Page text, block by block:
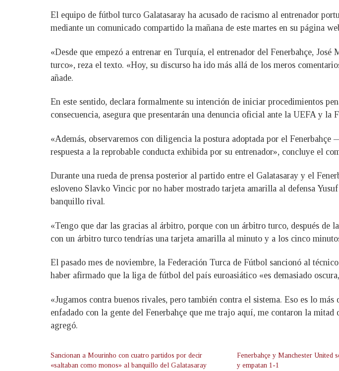
El equipo de fútbol turco Galatasaray ha acusado de racismo al entrenador
mediante un comunicado compartido la mañana de este martes en su página
«Desde que empezó a entrenar en Turquía, el entrenador del Fenerbahçe,
turco», reza el texto. «Hoy, su discurso ha ido más allá de los meros
añade.
En este sentido, declara formalmente su intención de iniciar procedimientos
consecuencia, asegura que presentarán una denuncia oficial ante la UEFA y la
«Además, observaremos con diligencia la postura adoptada por el
respuesta a la reprobable conducta exhibida por su entrenador», concluye el
Durante una rueda de prensa posterior al partido entre el Galatasaray y el
esloveno Slavko Vincic por no haber mostrado tarjeta amarilla al defensa
banquillo rival.
«Tengo que dar las gracias al árbitro, porque con un árbitro turco, después
con un árbitro turco tendrías una tarjeta amarilla al minuto y a los cinco
El pasado mes de noviembre, la Federación Turca de Fútbol sancionó al
haber afirmado que la liga de fútbol del país euroasiático «es demasiado
«Jugamos contra buenos rivales, pero también contra el sistema. Eso es lo
enfadado con la gente del Fenerbahçe que me trajo aquí, me contaron la
agregó.
Sancionan a Mourinho con cuatro partidos por decir
«saltaban como monos» al banquillo del Galatasaray
Fenerbahçe y Manchester United
y empatan 1-1